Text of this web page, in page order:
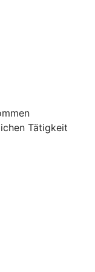
Tätigkeit